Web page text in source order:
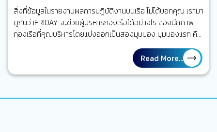
สิ่งที่ข้อมูลในรายงานผลการปฏิบัติงานบนเรือ ไม่ได้บอกคุณ เรามา
ดูกันว่าFRIDAY จะช่วยผู้บริหารกองเรือได้อย่างไร ลองนึกภาพ
กองเรือที่คุณบริหารโดยแบ่งออกเป็นสองมุมมอง มุมมองแรก คือ
กองเรือที่ถูกรายงานผลการปฏิบัติงานในรายงานกระดาษ ตาราง
ซ่อมบำรุงเรือถูกวางแผนไว้เป็นอย่างดีตรงตามเวลา งานบนเรือที่
จะต้องทำต่าง ๆ ถูกทำเครื่องหมายว่าแล้วเสร็จ รายงานทุกฉบับ
ถูกส่งตรงเวลา ทุกอย่างดูเป็นระเบียบ และอยู่ภายใต้การจัดการ
Read More...